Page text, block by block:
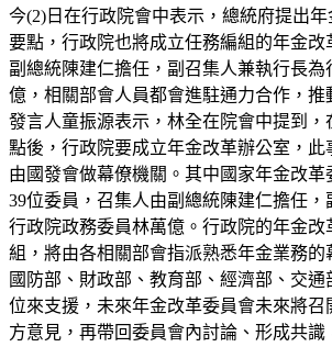
今(2)日在行政院會中表示，總統府提出
要點，行政院也將成立任務編組的年金改
副總統陳建仁擔任，副召集人兼執行長為
億，相關部會人員都會進駐通力合作，推
發言人童振源表示，林全在院會中提到，
點後，行政院要成立年金改革辦公室，此
由國發會做幕僚機關。其中國家年金改革
39位委員，召集人由副總統陳建仁擔任，
行政院政務委員林萬億。行政院的年金改
組，將由各相關部會指派熟悉年金業務的
國防部、財政部、教育部、經濟部、交
位來支援，未來年金改革委員會未來將召
方意見，再帶回委員會內討論、形成共